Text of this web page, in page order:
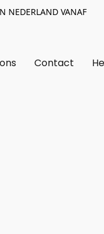
NEDERLAND VANAF
Contact